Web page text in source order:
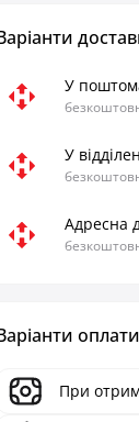
У
У
Адресна
оплати
При